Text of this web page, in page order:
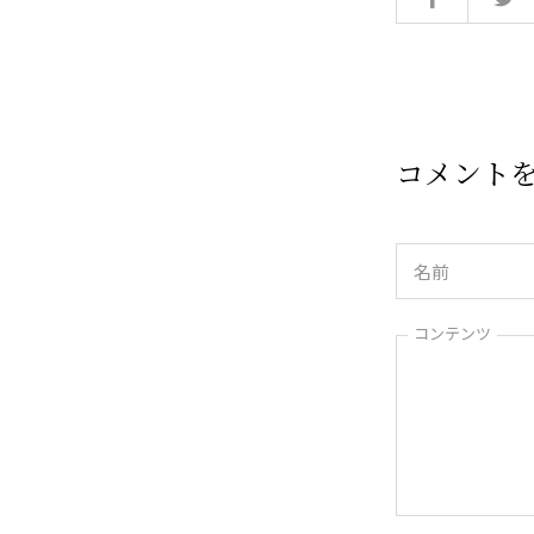
コメント
コンテンツ